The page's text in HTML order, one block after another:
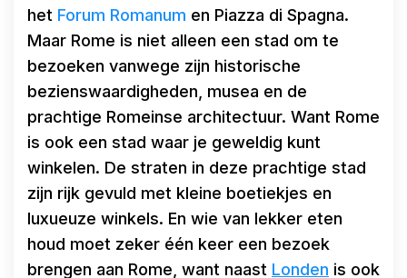
het Forum Romanum en Piazza di Spagna.
Maar Rome is niet alleen een stad om te
bezoeken vanwege zijn historische
bezienswaardigheden, musea en de
prachtige Romeinse architectuur. Want Rome
is ook een stad waar je geweldig kunt
winkelen. De straten in deze prachtige stad
zijn rijk gevuld met kleine boetiekjes en
luxueuze winkels. En wie van lekker eten
houd moet zeker één keer een bezoek
brengen aan Rome, want naast Londen is ook